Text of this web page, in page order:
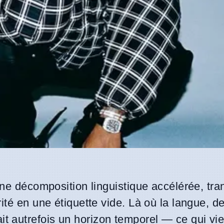
décomposition linguistique accélérée,
en une étiquette vide. Là où la langue,
autrefois un horizon temporel — ce qui